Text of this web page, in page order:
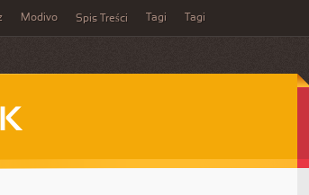
Modivo Spis Treści Tagi Tagi